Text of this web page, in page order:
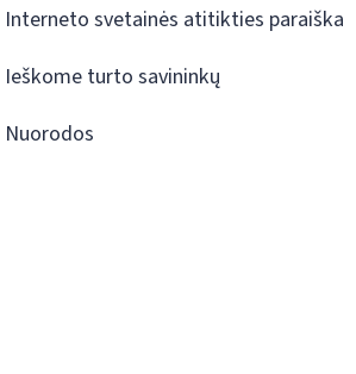
Interneto svetainės atitikties paraiška
Ieškome turto savininkų
Nuorodos